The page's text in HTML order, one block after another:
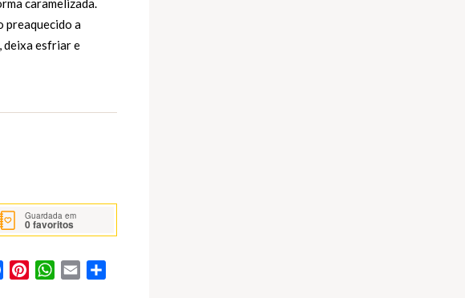
caramelizada.
preaquecido a
deixa esfriar e
Guardada em
0favoritos
FacebookPinterestWhatsApp
Email